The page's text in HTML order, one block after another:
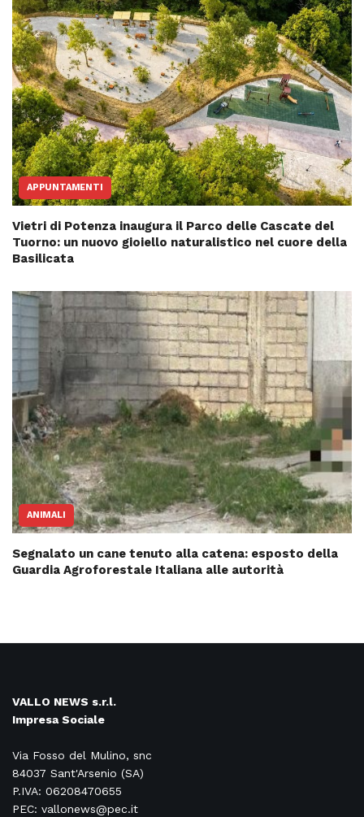
APPUNTAMENTI
Vietri di Potenza inaugura il Parco delle Cascate del
Tuorno: un nuovo gioiello naturalistico nel cuore della
Basilicata
ANIMALI
Segnalato un cane tenuto alla catena: esposto della
Guardia Agroforestale Italiana alle autorità
VALLO NEWS s.r.l.
Impresa Sociale
Via Fosso del Mulino, snc
84037 Sant'Arsenio (SA)
P.IVA: 06208470655
PEC: vallonews@pec.it